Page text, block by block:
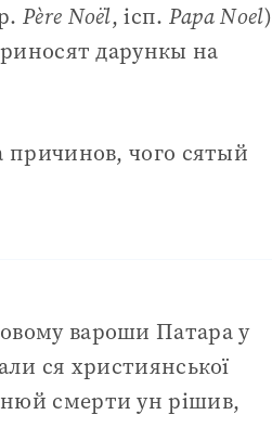
Père Noël, ісп. Papa Noel)
дарункы на
причинов, чого сятый
вароши Патара у
ся християнської
смерти ун рішив,